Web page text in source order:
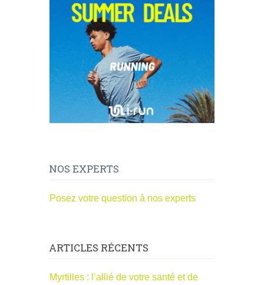
NOS EXPERTS
Posez votre question à nos experts
ARTICLES RÉCENTS
Myrtilles : l’allié de votre santé et de